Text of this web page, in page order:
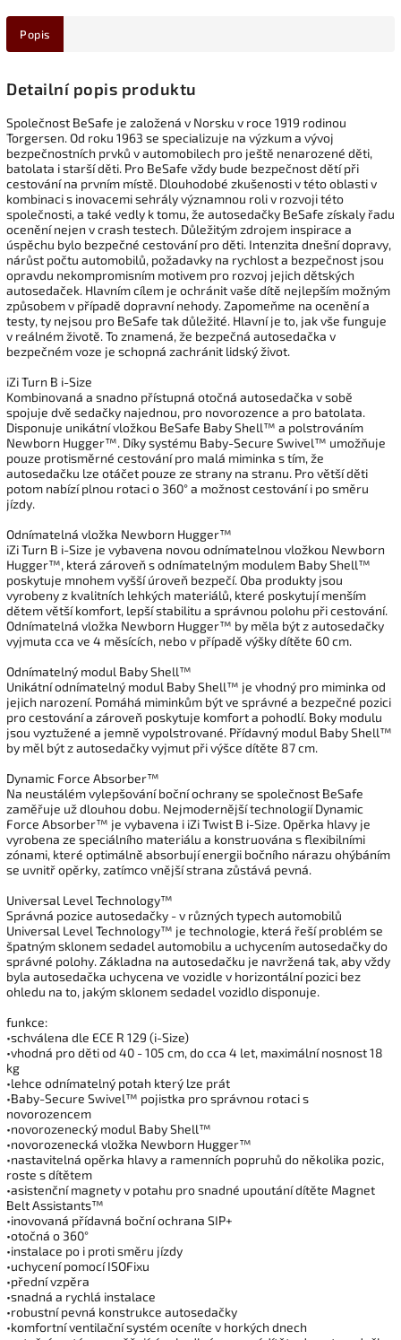
Popis
Detailní popis produktu
Společnost BeSafe je založená v Norsku v roce 1919 rodinou
Torgersen. Od roku 1963 se specializuje na výzkum a vývoj
bezpečnostních prvků v automobilech pro ještě nenarozené děti,
batolata i starší děti. Pro BeSafe vždy bude bezpečnost dětí při
cestování na prvním místě. Dlouhodobé zkušenosti v této oblasti v
kombinaci s inovacemi sehrály významnou roli v rozvoji této
společnosti, a také vedly k tomu, že autosedačky BeSafe získaly řadu
ocenění nejen v crash testech. Důležitým zdrojem inspirace a
úspěchu bylo bezpečné cestování pro děti. Intenzita dnešní dopravy,
nárůst počtu automobilů, požadavky na rychlost a bezpečnost jsou
opravdu nekompromisním motivem pro rozvoj jejich dětských
autosedaček. Hlavním cílem je ochránit vaše dítě nejlepším možným
způsobem v případě dopravní nehody. Zapomeňme na ocenění a
testy, ty nejsou pro BeSafe tak důležité. Hlavní je to, jak vše funguje
v reálném životě. To znamená, že bezpečná autosedačka v
bezpečném voze je schopná zachránit lidský život.
iZi Turn B i-Size
Kombinovaná a snadno přístupná otočná autosedačka v sobě
spojuje dvě sedačky najednou, pro novorozence a pro batolata.
Disponuje unikátní vložkou BeSafe Baby Shell™ a polstrováním
Newborn Hugger™. Díky systému Baby-Secure Swivel™ umožňuje
pouze protisměrné cestování pro malá miminka s tím, že
autosedačku lze otáčet pouze ze strany na stranu. Pro větší děti
potom nabízí plnou rotaci o 360° a možnost cestování i po směru
jízdy.
Odnímatelná vložka Newborn Hugger™
iZi Turn B i-Size je vybavena novou odnímatelnou vložkou Newborn
Hugger™, která zároveň s odnímatelným modulem Baby Shell™
poskytuje mnohem vyšší úroveň bezpečí. Oba produkty jsou
vyrobeny z kvalitních lehkých materiálů, které poskytují menším
dětem větší komfort, lepší stabilitu a správnou polohu při cestování.
Odnímatelná vložka Newborn Hugger™ by měla být z autosedačky
vyjmuta cca ve 4 měsících, nebo v případě výšky dítěte 60 cm.
Odnímatelný modul Baby Shell™
Unikátní odnímatelný modul Baby Shell™ je vhodný pro miminka od
jejich narození. Pomáhá miminkům být ve správné a bezpečné pozici
pro cestování a zároveň poskytuje komfort a pohodlí. Boky modulu
jsou vyztužené a jemně vypolstrované. Přídavný modul Baby Shell™
by měl být z autosedačky vyjmut při výšce dítěte 87 cm.
Dynamic Force Absorber™
Na neustálém vylepšování boční ochrany se společnost BeSafe
zaměřuje už dlouhou dobu. Nejmodernější technologií Dynamic
Force Absorber™ je vybavena i iZi Twist B i-Size. Opěrka hlavy je
vyrobena ze speciálního materiálu a konstruována s flexibilními
zónami, které optimálně absorbují energii bočního nárazu ohýbáním
se uvnitř opěrky, zatímco vnější strana zůstává pevná.
Universal Level Technology™
Správná pozice autosedačky - v různých typech automobilů
Universal Level Technology™ je technologie, která řeší problém se
špatným sklonem sedadel automobilu a uchycením autosedačky do
správné polohy. Základna na autosedačku je navržená tak, aby vždy
byla autosedačka uchycena ve vozidle v horizontální pozici bez
ohledu na to, jakým sklonem sedadel vozidlo disponuje.
funkce:
•schválena dle ECE R 129 (i-Size)
•vhodná pro děti od 40 - 105 cm, do cca 4 let, maximální nosnost 18
kg
•lehce odnímatelný potah který lze prát
•Baby-Secure Swivel™ pojistka pro správnou rotaci s
novorozencem
•novorozenecký modul Baby Shell™
•novorozenecká vložka Newborn Hugger™
•nastavitelná opěrka hlavy a ramenních popruhů do několika pozic,
roste s dítětem
•asistenční magnety v potahu pro snadné upoutání dítěte Magnet
Belt Assistants™
•inovovaná přídavná boční ochrana SIP+
•otočná o 360°
•instalace po i proti směru jízdy
•uchycení pomocí ISOFixu
•přední vzpěra
•snadná a rychlá instalace
•robustní pevná konstrukce autosedačky
•komfortní ventilační systém oceníte v horkých dnech